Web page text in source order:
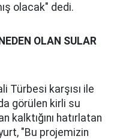
olacak" dedi.
OLAN SULAR
Türbesi karşısı ile
görülen kirli su
kalktığını hatırlatan
"Bu projemizin